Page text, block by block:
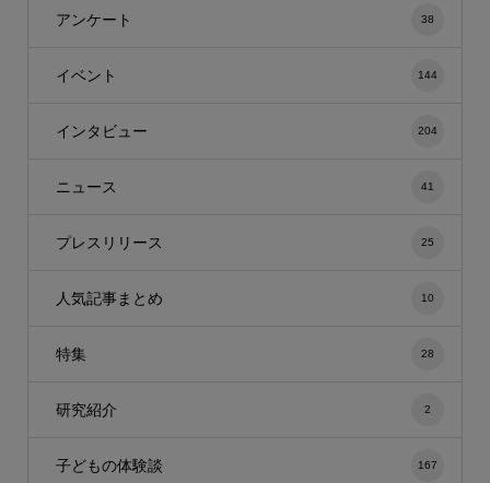
アンケート 38
イベント 144
インタビュー 204
ニュース 41
プレスリリース 25
人気記事まとめ 10
特集 28
研究紹介 2
子どもの体験談 167